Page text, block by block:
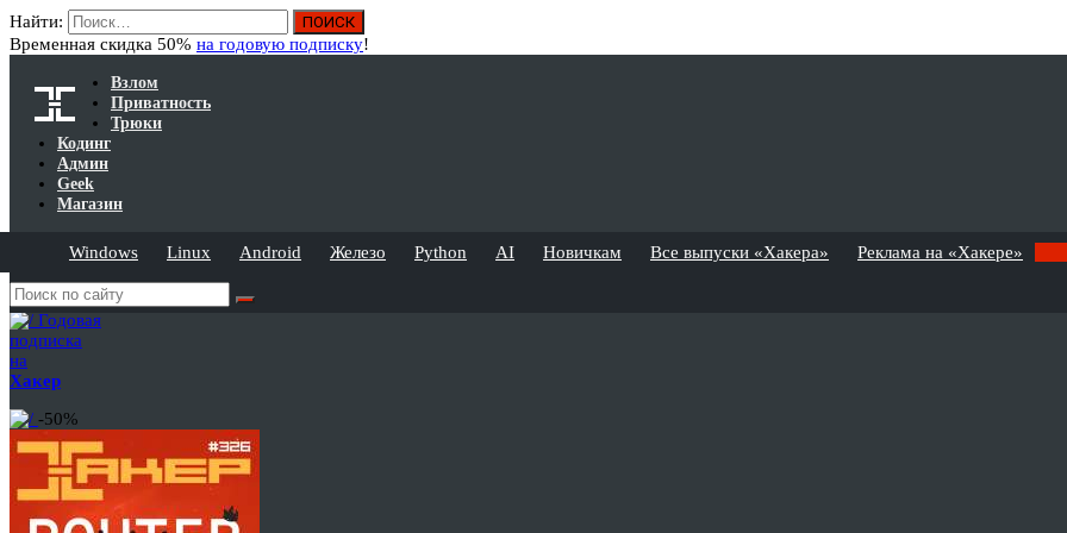
Найти:
Временная скидка 50% на годовую подписку!
Взлом
Приватность
Трюки
Кодинг
Админ
Geek
Магазин
Windows Linux Android Железо Python AI Новичкам Все выпуски «Хакера» Реклама на «Хакере»
Годовая
подписка
на
Хакер
-50%